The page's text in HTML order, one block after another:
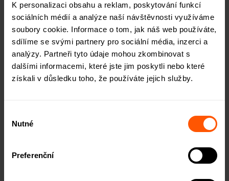
K personalizaci obsahu a reklam, poskytování funkcí
sociálních médií a analýze naší návštěvnosti využíváme
soubory cookie. Informace o tom, jak náš web používáte,
sdílíme se svými partnery pro sociální média, inzerci a
analýzy. Partneři tyto údaje mohou zkombinovat s
dalšími informacemi, které jste jim poskytli nebo které
získali v důsledku toho, že používáte jejich služby.
souhlasu
Nutné
Preferenční
spojená s aktuálně nestabilními cenami stavebních
materiálů i výrazně zhoršenou dostupností hypotečních
úvěrů. Investování do developmentu tak může být v
krátkodobém a střednědobém horizontu nejisté. Z
dlouhodobého hlediska a po překlenutí problematického
období, které je spojené s dokončením stavby a prodejem
nebo pronájmem konkrétním lidem, může jít o
jako ještě problematičtější, a to hlavně kvůli různým vlivům
aktuálního ekonomického ochlazení. V tomto kontextu
naši klienti často oceňují skutečnost, že s ROIERem
investují dorezidenčního
, ve kterém již bydlí